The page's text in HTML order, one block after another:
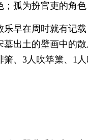
孤为扮官吏的角色
早在周时就有记
出土的壁画中的
、3人吹筚篥、1